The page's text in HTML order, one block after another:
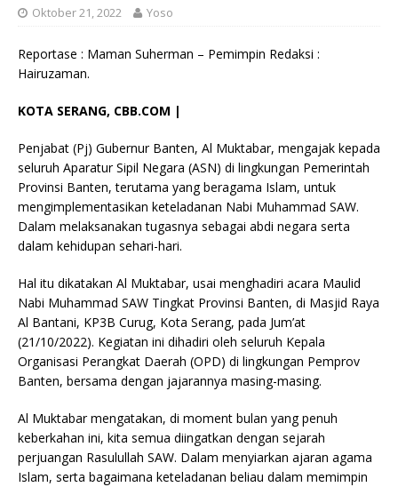
Oktober 21, 2022 Yoso
Reportase : Maman Suherman – Pemimpin Redaksi :
Hairuzaman.
KOTA SERANG, CBB.COM |
Penjabat (Pj) Gubernur Banten, Al Muktabar, mengajak kepada
seluruh Aparatur Sipil Negara (ASN) di lingkungan Pemerintah
Provinsi Banten, terutama yang beragama Islam, untuk
mengimplementasikan keteladanan Nabi Muhammad SAW.
Dalam melaksanakan tugasnya sebagai abdi negara serta
dalam kehidupan sehari-hari.
Hal itu dikatakan Al Muktabar, usai menghadiri acara Maulid
Nabi Muhammad SAW Tingkat Provinsi Banten, di Masjid Raya
Al Bantani, KP3B Curug, Kota Serang, pada Jum’at
(21/10/2022). Kegiatan ini dihadiri oleh seluruh Kepala
Organisasi Perangkat Daerah (OPD) di lingkungan Pemprov
Banten, bersama dengan jajarannya masing-masing.
Al Muktabar mengatakan, di moment bulan yang penuh
keberkahan ini, kita semua diingatkan dengan sejarah
perjuangan Rasulullah SAW. Dalam menyiarkan ajaran agama
Islam, serta bagaimana keteladanan beliau dalam memimpin